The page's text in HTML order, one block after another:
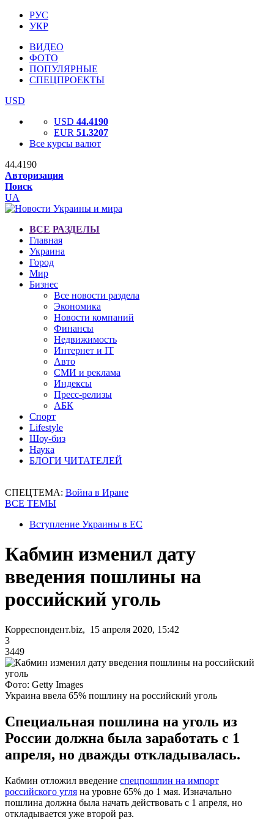
РУС
УКР
ВИДЕО
ФОТО
ПОПУЛЯРНЫЕ
СПЕЦПРОЕКТЫ
USD
USD 44.4190
EUR 51.3207
Все курсы валют
44.4190
Авторизация
Поиск
UA
ВСЕ РАЗДЕЛЫ
Главная
Украина
Город
Мир
Бизнес
Все новости раздела
Экономика
Новости компаний
Финансы
Недвижимость
Интернет и IT
Авто
СМИ и реклама
Индексы
Пресс-релизы
АБК
Спорт
Lifestyle
Шоу-биз
Наука
БЛОГИ ЧИТАТЕЛЕЙ
СПЕЦТЕМА: Война в Иране
ВСЕ ТЕМЫ
Вступление Украины в ЕС
Кабмин изменил дату
введения пошлины на
российский уголь
Корреспондент.biz, 15 апреля 2020, 15:42
3
3449
Фото: Getty Images
Украина ввела 65% пошлину на российский уголь
Специальная пошлина на уголь из
России должна была заработать с 1
апреля, но дважды откладывалась.
Кабмин отложил введение спецпошлин на импорт
российского угля на уровне 65% до 1 мая. Изначально
пошлина должна была начать действовать с 1 апреля, но
откладывается уже второй раз.